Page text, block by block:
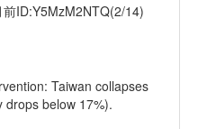
前ID:Y5MzM2NTQ(2/14)
Taiwan collapses
drops below 17%).